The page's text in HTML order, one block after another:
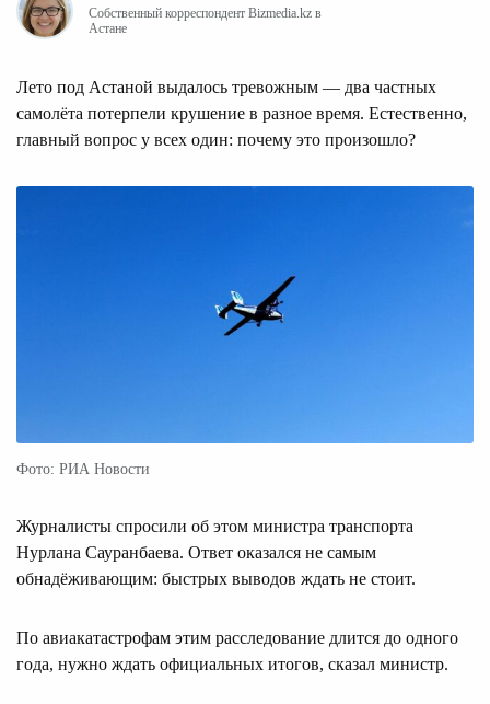
Собственный корреспондент Bizmedia.kz в
Астане
Лето под Астаной выдалось тревожным — два частных
самолёта потерпели крушение в разное время. Естественно,
главный вопрос у всех один: почему это произошло?
Фото: РИА Новости
Журналисты спросили об этом министра транспорта
Нурлана Сауранбаева. Ответ оказался не самым
обнадёживающим: быстрых выводов ждать не стоит.
По авиакатастрофам этим расследование длится до одного
года, нужно ждать официальных итогов, сказал министр.